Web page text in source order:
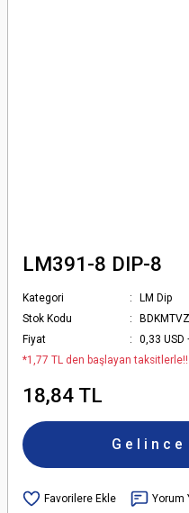
LM391-8 DIP-8
Kategori
LM Dip
Stok Kodu
Fiyat
0,33 USD
*1,77 TL den başlayan taksitlerle!!
18,84 TL
Yorum